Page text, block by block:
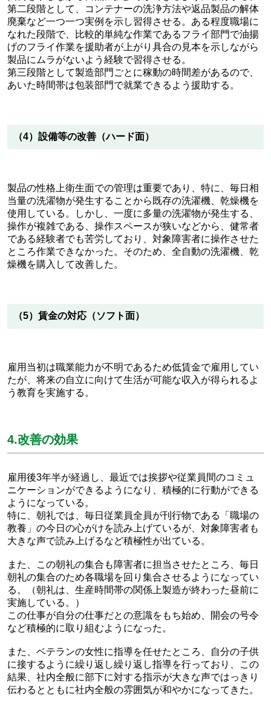
第二段階として、コンテナーの洗浄方法や返品製品の解体
廃棄など一つ一つ実例を示し習得させる。ある程度職場に
なれた段階で、比較的単純な作業であるフライ部門で油揚
げのフライ作業を援助者が上がり具合の見本を示しながら
製品にムラがないよう経験で習得させる。
第三段階として製造部門ごとに稼動の時間差があるので、
あいた時間帯は包装部門で就業できるよう援助する。
（4）設備等の改善（ハード面）
製品の性格上衛生面での管理は重要であり、特に、毎日相
当量の洗濯物が発生することから既存の洗濯機、乾燥機を
使用している。しかし、一度に多量の洗濯物が発生する、
操作が複雑である、操作スペースが狭いなどから、健常者
である経験者でも苦労しており、対象障害者に操作させた
ところ作業できなかった。そのため、全自動の洗濯機、乾
燥機を購入して改善した。
（5）賃金の対応（ソフト面）
雇用当初は職業能力が不明であるため低賃金で雇用してい
たが、将来の自立に向けて生活が可能な収入が得られるよ
う教育を実施する。
4.改善の効果
雇用後3年半が経過し、最近では挨拶や従業員間のコミュ
ニケーションができるようになり、積極的に行動ができる
ようになっている。
特に、朝礼では、毎日従業員全員が刊行物である「職場の
教養」の今日の心がけを読み上げているが、対象障害者も
大きな声で読み上げるなど積極性が出ている。
また、この朝礼の集合も障害者に担当させたところ、毎日
朝礼の集合のため各職場を回り集合させるようになってい
る。（朝礼は、生産時間帯の関係上製造が終わった昼前に
実施している。）
この仕事が自分の仕事だとの意識をもち始め、開会の号令
など積極的に取り組むようになった。
また、ベテランの女性に指導を任せたところ、自分の子供
に接するように繰り返し繰り返し指導を行っており、この
結果、社内全般に部下に対する指示が大きな声ではっきり
伝わるとともに社内全般の雰囲気が和やかになってきた。